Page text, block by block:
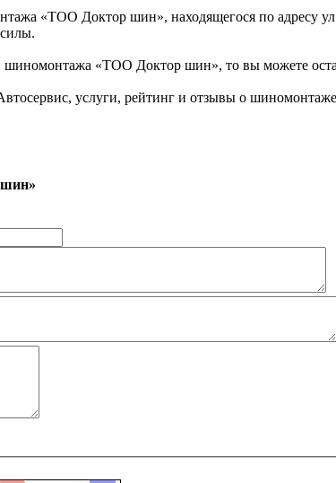
«ТОО Доктор шин», находящегося по адресу
шиномонтажа «ТОО Доктор шин», то вы можете
услуги, рейтинг и отзывы о